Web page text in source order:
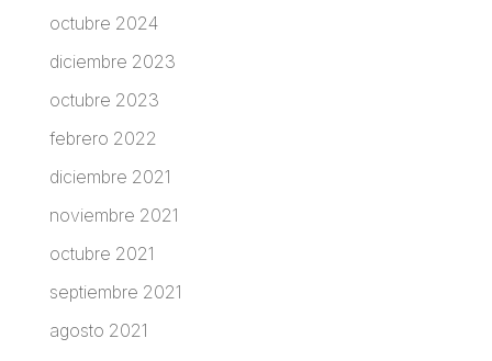
octubre 2024
diciembre 2023
octubre 2023
febrero 2022
diciembre 2021
noviembre 2021
octubre 2021
septiembre 2021
agosto 2021